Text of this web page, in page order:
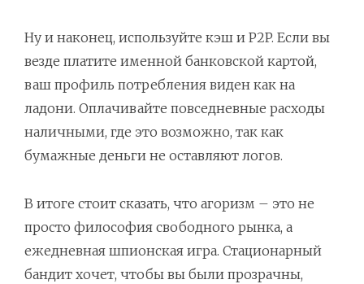
Ну и наконец, используйте кэш и P2P. Если вы
везде платите именной банковской картой,
ваш профиль потребления виден как на
ладони. Оплачивайте повседневные расходы
наличными, где это возможно, так как
бумажные деньги не оставляют логов.
В итоге стоит сказать, что агоризм – это не
просто философия свободного рынка, а
ежедневная шпионская игра. Стационарный
бандит хочет, чтобы вы были прозрачны,